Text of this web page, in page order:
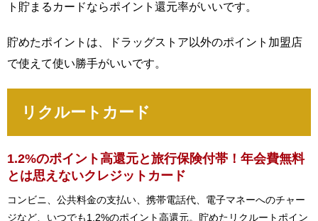
ト貯まるカードならポイント還元率がいいです。
貯めたポイントは、ドラッグストア以外のポイント加盟店
で使えて使い勝手がいいです。
リクルートカード
1.2%のポイント高還元と旅行保険付帯！年会費無料
とは思えないクレジットカード
コンビニ、公共料金の支払い、携帯電話代、電子マネーへのチャー
ジなど、いつでも1.2%のポイント高還元。貯めたリクルートポイン